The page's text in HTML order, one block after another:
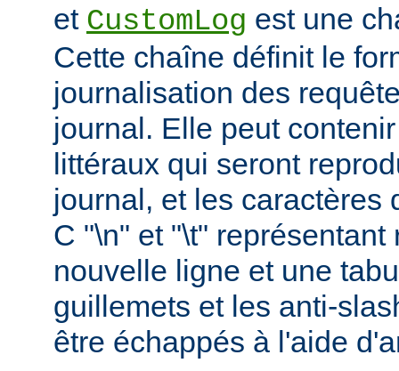
et CustomLog est une
Cette chaîne définit le
journalisation des
journal. Elle peut
littéraux qui seront
journal, et les caractères
C "\n" et "\t"
nouvelle ligne et une
guillemets et les anti-
être échappés à l'aide